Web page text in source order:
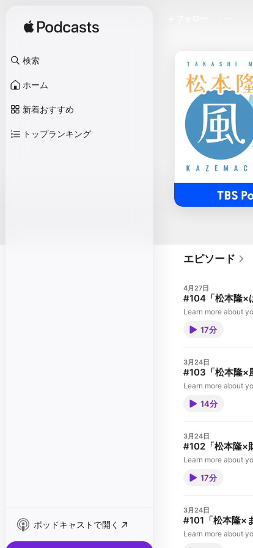
検索
ホーム
新着おすすめ
トップランキング
ポッドキャストで開く
エピソード
4月27日
#104「松本隆×
Learn more about
17分
3月24日
#103「松本隆×
Learn more about
14分
3月24日
#102「松本隆×
Learn more about
17分
3月24日
#101「松本隆×
Learn more about